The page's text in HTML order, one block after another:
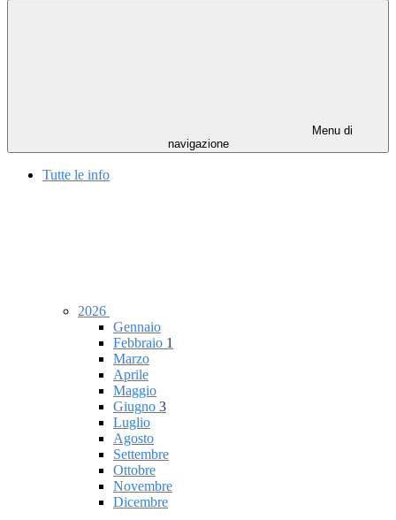
Menu di
navigazione
Tutte le info
2026
Gennaio
Febbraio 1
Marzo
Aprile
Maggio
Giugno 3
Luglio
Agosto
Settembre
Ottobre
Novembre
Dicembre